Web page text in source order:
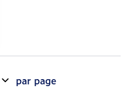
par page